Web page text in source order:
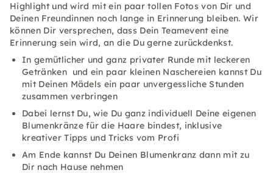
Highlight und wird mit ein paar tollen Fotos von Dir und
Deinen Freundinnen noch lange in Erinnerung bleiben. Wir
können Dir versprechen, dass Dein Teamevent eine
Erinnerung sein wird, an die Du gerne zurückdenkst.
In gemütlicher und ganz privater Runde mit leckeren
Getränken und ein paar kleinen Naschereien kannst Du
mit Deinen Mädels ein paar unvergessliche Stunden
zusammen verbringen
Dabei lernst Du, wie Du ganz individuell Deine eigenen
Blumenkränze für die Haare bindest, inklusive
kreativer Tipps und Tricks vom Profi
Am Ende kannst Du Deinen Blumenkranz dann mit zu
Dir nach Hause nehmen